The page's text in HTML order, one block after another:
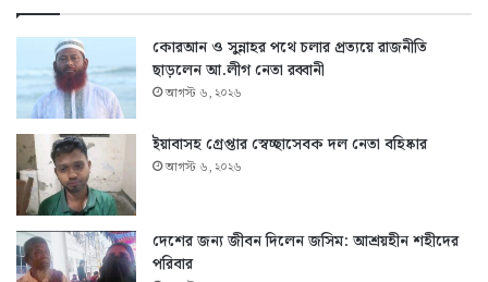
কোরআন ও সুন্নাহর পথে চলার প্রত্যয়ে রাজনীতি
ছাড়লেন আ.লীগ নেতা রব্বানী
আগস্ট ৬, ২০২৬
ইয়াবাসহ গ্রেপ্তার স্বেচ্ছাসেবক দল নেতা বহিষ্কার
আগস্ট ৬, ২০২৬
দেশের জন্য জীবন দিলেন জসিম: আশ্রয়হীন শহীদের
পরিবার